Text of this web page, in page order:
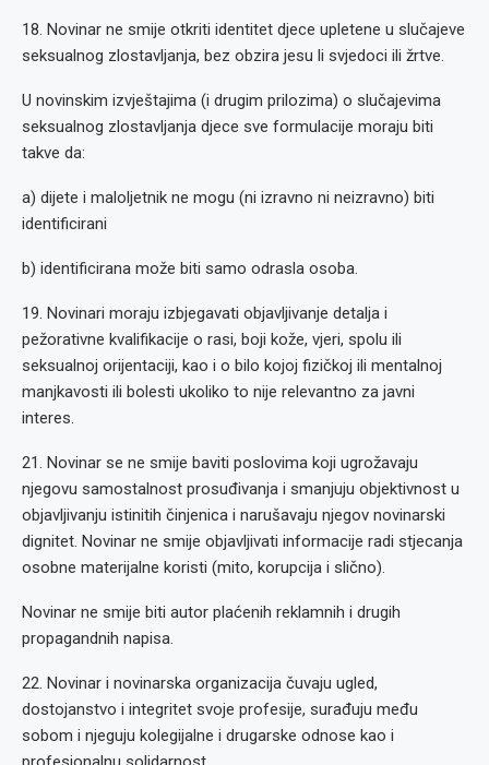
18. Novinar ne smije otkriti identitet djece upletene u slučajeve
seksualnog zlostavljanja, bez obzira jesu li svjedoci ili žrtve.
U novinskim izvještajima (i drugim prilozima) o slučajevima
seksualnog zlostavljanja djece sve formulacije moraju biti
takve da:
a) dijete i maloljetnik ne mogu (ni izravno ni neizravno) biti
identificirani
b) identificirana može biti samo odrasla osoba.
19. Novinari moraju izbjegavati objavljivanje detalja i
pežorativne kvalifikacije o rasi, boji kože, vjeri, spolu ili
seksualnoj orijentaciji, kao i o bilo kojoj fizičkoj ili mentalnoj
manjkavosti ili bolesti ukoliko to nije relevantno za javni
interes.
21. Novinar se ne smije baviti poslovima koji ugrožavaju
njegovu samostalnost prosuđivanja i smanjuju objektivnost u
objavljivanju istinitih činjenica i narušavaju njegov novinarski
dignitet. Novinar ne smije objavljivati informacije radi stjecanja
osobne materijalne koristi (mito, korupcija i slično).
Novinar ne smije biti autor plaćenih reklamnih i drugih
propagandnih napisa.
22. Novinar i novinarska organizacija čuvaju ugled,
dostojanstvo i integritet svoje profesije, surađuju među
sobom i njeguju kolegijalne i drugarske odnose kao i